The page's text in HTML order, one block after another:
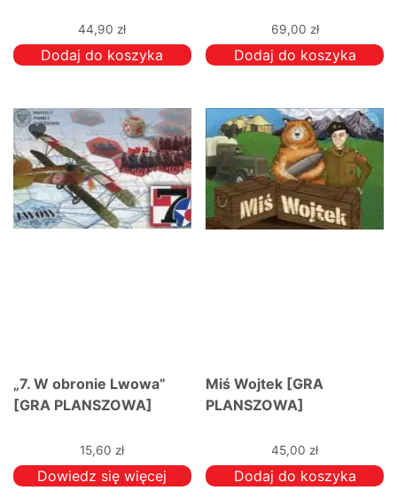
44,90zł
Dodaj do koszyka
69,00 zł
Dodaj do koszyka
„7. W obronie Lwowa”
[GRA PLANSZOWA]
15,60 zł
Dowiedz się więcej
Miś Wojtek [GRA
PLANSZOWA]
45,00 zł
Dodaj do koszyka